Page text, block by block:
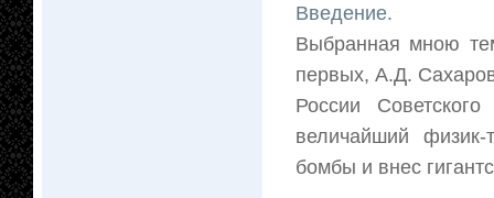
Введение.
Выбранная мною
первых, А.Д.
России
величайший физик-
бомбы и внес